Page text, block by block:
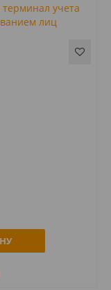
учета
лиц